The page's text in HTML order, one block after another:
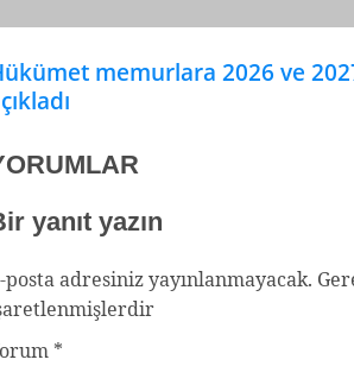
memurlara 2026 ve
yanıt yazın
posta adresiniz yayınlanmayacak.
*